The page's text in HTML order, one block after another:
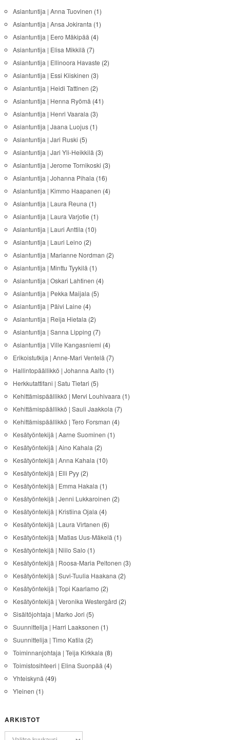
Asiantuntija | Anna Tuovinen (1)
Asiantuntija | Ansa Jokiranta (1)
Asiantuntija | Eero Mäkipää (4)
Asiantuntija | Elisa Mikkilä (7)
Asiantuntija | Ellinoora Havaste (2)
Asiantuntija | Essi Kiiskinen (3)
Asiantuntija | Heidi Tattinen (2)
Asiantuntija | Henna Ryömä (41)
Asiantuntija | Henri Vaarala (3)
Asiantuntija | Jaana Luojus(1)
Asiantuntija | Jari Ruski (5)
Asiantuntija | Jari Yli-Heikkilä (3)
Asiantuntija | Jerome Tornikoski (3)
Asiantuntija | Johanna Pihala (16)
Asiantuntija | Kimmo Haapanen (4)
Asiantuntija | Laura Reuna (1)
Asiantuntija | Laura Varjotie (1)
Asiantuntija | Lauri Anttila (10)
Asiantuntija | Lauri Leino (2)
Asiantuntija | Marianne Nordman (2)
Asiantuntija | Minttu Tyykilä (1)
Asiantuntija | Oskari Lahtinen (4)
Asiantuntija | Pekka Maijala (5)
Asiantuntija | Päivi Laine (4)
Asiantuntija | Reija Hietala (2)
Asiantuntija | Sanna Lipping (7)
Asiantuntija | Ville Kangasniemi (4)
Erikoistutkija | Anne-Mari Ventelä (7)
Hallintopäällikkö | Johanna Aalto (1)
Herkkutattifani | Satu Tietari (5)
Kehittämispäällikkö | Mervi Louhivaara (1)
Kehittämispäällikkö | Sauli Jaakkola (7)
Kehittämispäällikkö | Tero Forsman (4)
Kesätyöntekijä | Aarne Suominen (1)
Kesätyöntekijä | Aino Kahala (2)
Kesätyöntekijä | Anna Kahala (10)
Kesätyöntekijä | Elli Pyy(2)
Kesätyöntekijä | Emma Hakala (1)
Kesätyöntekijä | Jenni Lukkaroinen (2)
Kesätyöntekijä | Kristiina Ojala (4)
Kesätyöntekijä | Laura Virtanen (6)
Kesätyöntekijä | Matias Uus-Mäkelä (1)
Kesätyöntekijä | Niilo Salo (1)
Kesätyöntekijä | Roosa-Maria Peltonen (3)
Kesätyöntekijä | Suvi-Tuulia Haakana (2)
Kesätyöntekijä | Topi Kaarlamo (2)
Kesätyöntekijä | Veronika Westergård (2)
Sisältöjohtaja | Marko Jori (5)
Suunnittelija | Harri Laaksonen (1)
Suunnittelija | Timo Katila (2)
Toiminnanjohtaja | Teija Kirkkala (8)
Toimistosihteeri | Elina Suonpää (4)
Yhteiskynä (49)
Yleinen (1)
ARKISTOT